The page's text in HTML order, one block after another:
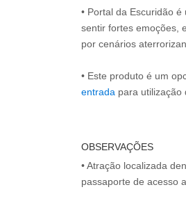
• Portal da Escuridão
sentir fortes emoções,
por cenários
• Este produto é um
entrada para utilização
OBSERVAÇÕES
• Atração localizada
passaporte de acesso